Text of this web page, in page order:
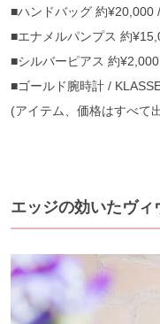
■ハンドバッグ 約¥20,000
■エナメルパンプス 約
■シルバーピアス 約
■ゴールド腕時計 /
(アイテム、価格はすべて
エッジの効いたヴ